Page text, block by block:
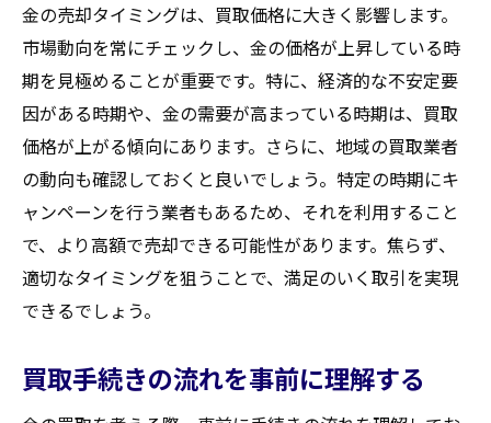
実用的な買取情報！蔵王町宮で金を売る際の注
意点
金の売却前に注意すべき法的ルール
誤解を招かないための説明方法
トラブル回避に役立つ事前準備
業者の契約内容を理解する重要性
市場調査を活用した価格設定の考え方
売却後のフォローアップの効果的な方法
買取大吉セラビ白石店
金の売却タイミングは、買取価格に大きく影響します。
市場動向を常にチェックし、金の価格が上昇している時
期を見極めることが重要です。特に、経済的な不安定要
因がある時期や、金の需要が高まっている時期は、買取
価格が上がる傾向にあります。さらに、地域の買取業者
の動向も確認しておくと良いでしょう。特定の時期にキ
ャンペーンを行う業者もあるため、それを利用すること
で、より高額で売却できる可能性があります。焦らず、
適切なタイミングを狙うことで、満足のいく取引を実現
できるでしょう。
買取手続きの流れを事前に理解する